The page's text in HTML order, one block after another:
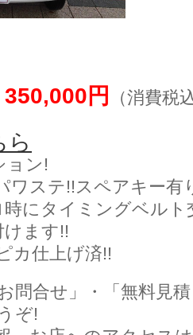
350,000円 （消費税
ら
ョン!
ワステ!!スペアキー有
時にタイミングベルト
ます!!
カ仕上げ済!!
問合せ」・「無料見
ぞ!